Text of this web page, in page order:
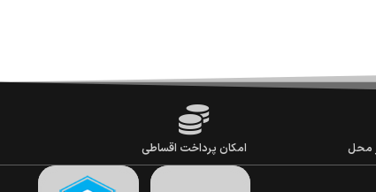
محل امکان پرداخت اقساطی